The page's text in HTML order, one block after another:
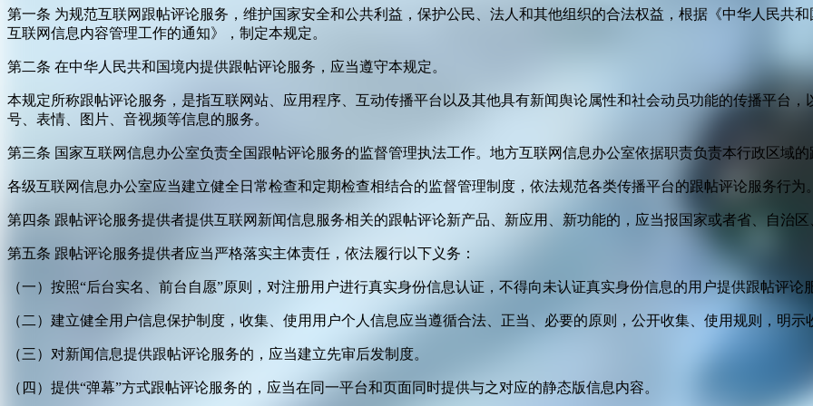
第一条 为规范互联网跟帖评论服务，维护国家安全和公共利益，保护公民、法人和其他组织的合法权益，根据《中华人民共
互联网信息内容管理工作的通知》，制定本规定。
第二条 在中华人民共和国境内提供跟帖评论服务，应当遵守本规定。
本规定所称跟帖评论服务，是指互联网站、应用程序、互动传播平台以及其他具有新闻舆论属性和社会动员功能的传播平台
号、表情、图片、音视频等信息的服务。
第三条 国家互联网信息办公室负责全国跟帖评论服务的监督管理执法工作。地方互联网信息办公室依据职责负责本行政区域
各级互联网信息办公室应当建立健全日常检查和定期检查相结合的监督管理制度，依法规范各类传播平台的跟帖评论服务行为
第四条 跟帖评论服务提供者提供互联网新闻信息服务相关的跟帖评论新产品、新应用、新功能的，应当报国家或者省、自治
第五条 跟帖评论服务提供者应当严格落实主体责任，依法履行以下义务：
（一）按照“后台实名、前台自愿”原则，对注册用户进行真实身份信息认证，不得向未认证真实身份信息的用户提供跟帖评论
（二）建立健全用户信息保护制度，收集、使用用户个人信息应当遵循合法、正当、必要的原则，公开收集、使用规则，明
（三）对新闻信息提供跟帖评论服务的，应当建立先审后发制度。
（四）提供“弹幕”方式跟帖评论服务的，应当在同一平台和页面同时提供与之对应的静态版信息内容。